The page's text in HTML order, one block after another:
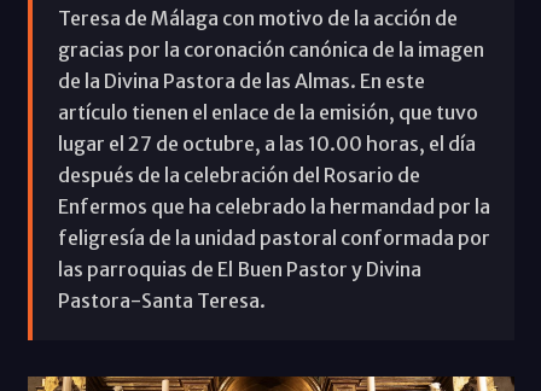
Teresa de Málaga con motivo de la acción de
gracias por la coronación canónica de la imagen
de la Divina Pastora de las Almas. En este
artículo tienen el enlace de la emisión, que tuvo
lugar el 27 de octubre, a las 10.00 horas, el día
después de la celebración del Rosario de
Enfermos que ha celebrado la hermandad por la
feligresía de la unidad pastoral conformada por
las parroquias de El Buen Pastor y Divina
Pastora-Santa Teresa.